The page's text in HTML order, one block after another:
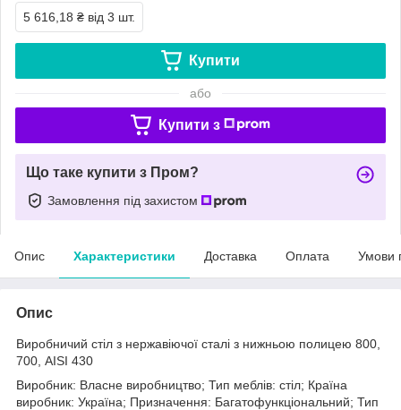
5 616,18 ₴ від 3 шт.
Купити
або
Купити з
Що таке купити з Пром?
Замовлення під захистом
Опис Характеристики Доставка Оплата Умови
Опис
Виробничий стіл з нержавіючої сталі з нижньою полицею 800,
700, AISI 430
Виробник: Власне виробництво; Тип меблів: стіл; Країна
виробник: Україна; Призначення: Багатофункціональний; Тип